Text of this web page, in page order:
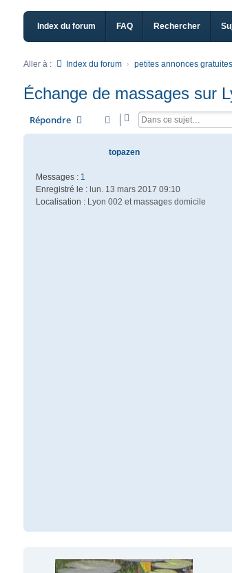
Index du forum FAQ Rechercher
Aller à : Index du forum petites annonces gratuites
Échange de massages sur
Répondre
topazen
Messages : 1
Enregistré le :lun. 13 mars 2017 09:10
Localisation :Lyon 002 et massages domicile